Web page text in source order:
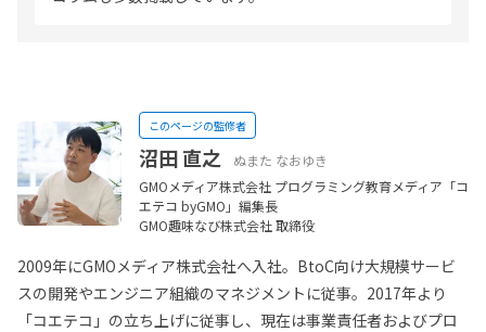
このページの監修者
沼田 直之
ぬまた なおゆき
GMOメディア株式会社 プログラミング教育メディア「コ
エテコ byGMO」編集長
GMO趣味なび株式会社 取締役
2009年にGMOメディア株式会社へ入社。BtoC向け大規模サービ
スの開発やエンジニア組織のマネジメントに従事。2017年より
「コエテコ」の立ち上げに従事し、現在は事業責任者およびプロ